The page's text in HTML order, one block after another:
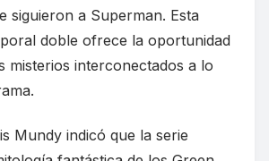
siguieron a Superman. Esta
doble ofrece la oportunidad
misterios interconectados a lo
Mundy indicó que la serie